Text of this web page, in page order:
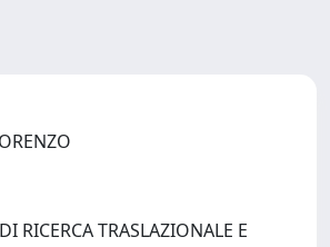
RICERCA TRASLAZIONALE E